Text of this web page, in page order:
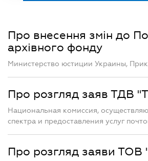
Про внесення змін до
архівного фонду
Министерство юстиции Украины,
Про розгляд заяв ТДВ
Национальная комиссия,
спектра и предоставления услуг
Про розгляд заяви ТОВ